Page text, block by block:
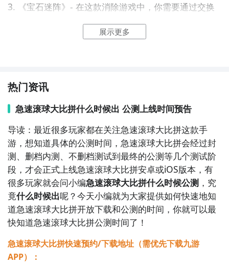
3. 《宝石迷阵》- 在这款消除游戏中，你需要通过交换
们。游戏中有多种特殊宝石和道具，帮助你在关卡中取
通过连接相同的动物图标来消除它们。游戏中有多个关
5. 《汉字消消乐》- 在这款有趣的消除游戏中，你需要
通过连接相同的汉字来消除它们。挑战各种难度的关
卡，提高你的汉字识别能力和字义记忆能力。
6. 《糖果连连看》- 这是一款甜蜜可爱的消除游戏，你
需要通过连接相同的糖果来消除它们。游戏中有多个关
卡和道具等待你来挑战，让你沉浸于糖果的甜蜜世界。
接相同的爱心图标来消除它们。解锁不同形状和颜色的
爱心，挑战各种有趣的关卡，展示你的消除技巧。
展示更多
热门资讯
急速滚球大比拼什么时候出 公测上线时间预告
导读：最近很多玩家都在关注急速滚球大比拼这款手
游，想知道具体的公测时间，急速滚球大比拼会经过封
测、删档内测、不删档测试到最终的公测等几个测试阶
段，才会正式上线急速滚球大比拼安卓或iOS版本，有
很多玩家就会问小编急速滚球大比拼什么时候公测，究
竟什么时候出呢？今天小编就为大家提供如何快速地知
道急速滚球大比拼开放下载和公测的时间，你就可以最
快知道急速滚球大比拼公测时间了！
急速滚球大比拼快速预约/下载地址（需优先下载九游
APP）：